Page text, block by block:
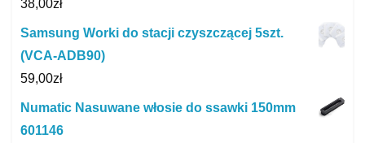
38,00zł
Samsung Worki do stacji czyszczącej 5szt.
(VCA-ADB90)
59,00zł
Numatic Nasuwane włosie do ssawki 150mm
601146